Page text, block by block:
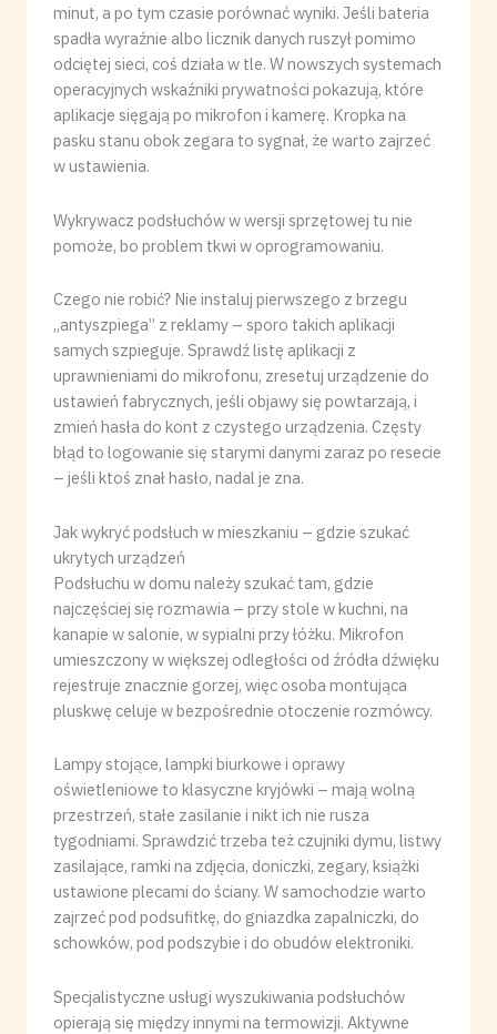
minut, a po tym czasie porównać wyniki. Jeśli bateria
spadła wyraźnie albo licznik danych ruszył pomimo
odciętej sieci, coś działa w tle. W nowszych systemach
operacyjnych wskaźniki prywatności pokazują, które
aplikacje sięgają po mikrofon i kamerę. Kropka na
pasku stanu obok zegara to sygnał, że warto zajrzeć
w ustawienia.
Wykrywacz podsłuchów w wersji sprzętowej tu nie
pomoże, bo problem tkwi w oprogramowaniu.
Czego nie robić? Nie instaluj pierwszego z brzegu
„antyszpiega” z reklamy – sporo takich aplikacji
samych szpieguje. Sprawdź listę aplikacji z
uprawnieniami do mikrofonu, zresetuj urządzenie do
ustawień fabrycznych, jeśli objawy się powtarzają, i
zmień hasła do kont z czystego urządzenia. Częsty
błąd to logowanie się starymi danymi zaraz po resecie
– jeśli ktoś znał hasło, nadal je zna.
Jak wykryć podsłuch w mieszkaniu – gdzie szukać
ukrytych urządzeń
Podsłuchu w domu należy szukać tam, gdzie
najczęściej się rozmawia – przy stole w kuchni, na
kanapie w salonie, w sypialni przy łóżku. Mikrofon
umieszczony w większej odległości od źródła dźwięku
rejestruje znacznie gorzej, więc osoba montująca
pluskwę celuje w bezpośrednie otoczenie rozmówcy.
Lampy stojące, lampki biurkowe i oprawy
oświetleniowe to klasyczne kryjówki – mają wolną
przestrzeń, stałe zasilanie i nikt ich nie rusza
tygodniami. Sprawdzić trzeba też czujniki dymu, listwy
zasilające, ramki na zdjęcia, doniczki, zegary, książki
ustawione plecami do ściany. W samochodzie warto
zajrzeć pod podsufitkę, do gniazdka zapalniczki, do
schowków, pod podszybie i do obudów elektroniki.
Specjalistyczne usługi wyszukiwania podsłuchów
opierają się między innymi na termowizji. Aktywne